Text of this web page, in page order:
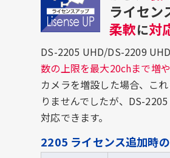
ライセン
柔軟に対
DS-2205 UHD/DS-2209 UHD
数の上限を最大20chまで増
カメラを増設した場合、こ
りませんでしたが、DS-
対応できます。
2205 ライセンス追加時